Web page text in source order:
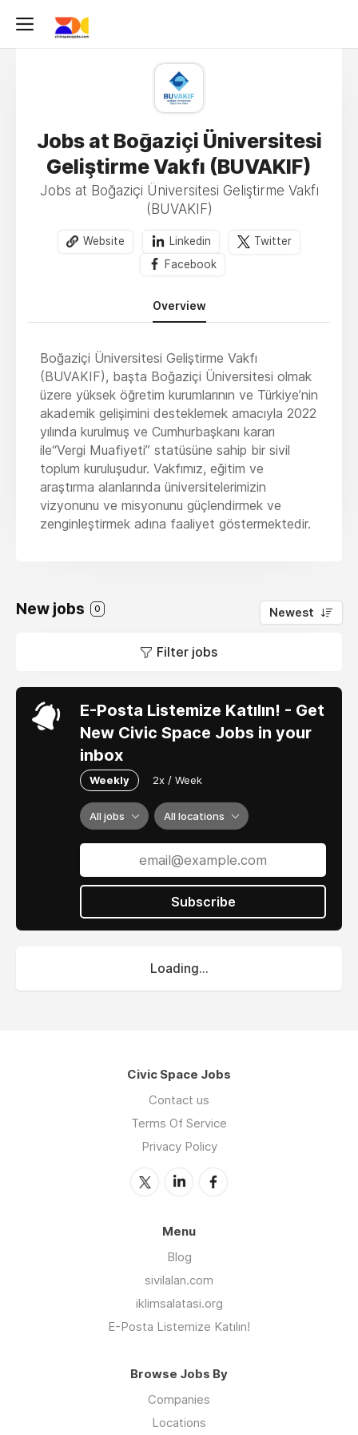
Jobs at Boğaziçi Üniversitesi
Geliştirme Vakfı (BUVAKIF)
Jobs at Boğaziçi Üniversitesi Geliştirme Vakfı
(BUVAKIF)
Website Linkedin
Twitter
Facebook
Overview
Boğaziçi Üniversitesi Geliştirme Vakfı
(BUVAKIF), başta Boğaziçi Üniversitesi olmak
üzere yüksek öğretim kurumlarının ve Türkiye’nin
akademik gelişimini desteklemek amacıyla 2022
yılında kurulmuş ve Cumhurbaşkanı kararı
ile“Vergi Muafiyeti” statüsüne sahip bir sivil
toplum kuruluşudur. Vakfımız, eğitim ve
araştırma alanlarında üniversitelerimizin
vizyonunu ve misyonunu güçlendirmek ve
zenginleştirmek adına faaliyet göstermektedir.
New jobs 0 Newest
Filter jobs
E-Posta Listemize Katılın! - Get
New Civic Space Jobs in your
inbox
Weekly 2x / Week
All jobs All locations
Subscribe
Loading...
Civic Space Jobs
Contact us
Terms Of Service
Privacy Policy
Menu
Blog
sivilalan.com
iklimsalatasi.org
E-Posta Listemize Katılın!
Browse Jobs By
Companies
Locations